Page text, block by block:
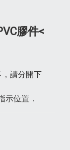
膠件<
請分開下
示位置．